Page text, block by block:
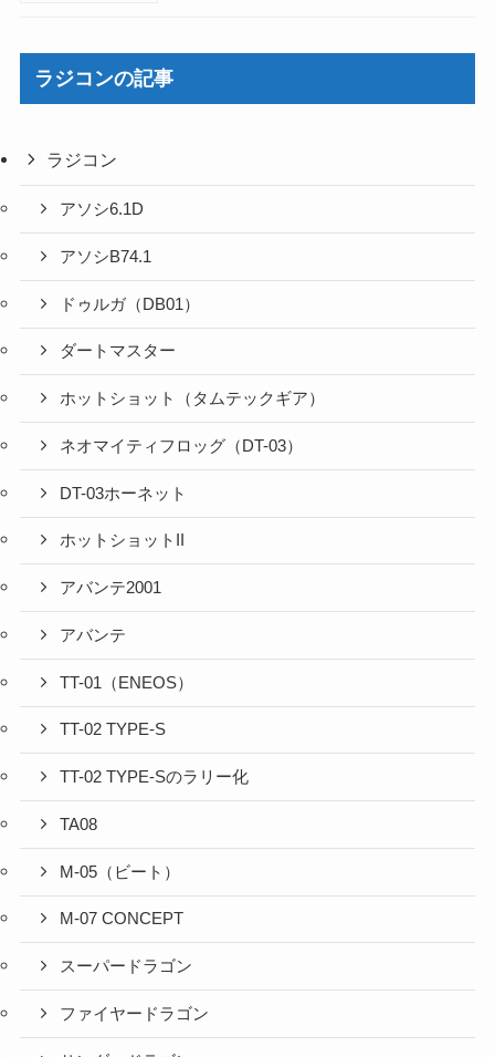
ラジコンの記事
ラジコン
アソシ6.1D
アソシB74.1
ドゥルガ（DB01）
ダートマスター
ホットショット（タムテックギア）
ネオマイティフロッグ（DT-03）
DT-03ホーネット
ホットショットII
アバンテ2001
アバンテ
TT-01（ENEOS）
TT-02 TYPE-S
TT-02 TYPE-Sのラリー化
TA08
M-05（ビート）
M-07 CONCEPT
スーパードラゴン
ファイヤードラゴン